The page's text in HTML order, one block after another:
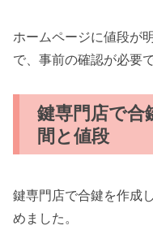
ホームページに値段が
で、事前の確認が必要で
鍵専門店で合
間と値段
鍵専門店で合鍵を作成
めました。